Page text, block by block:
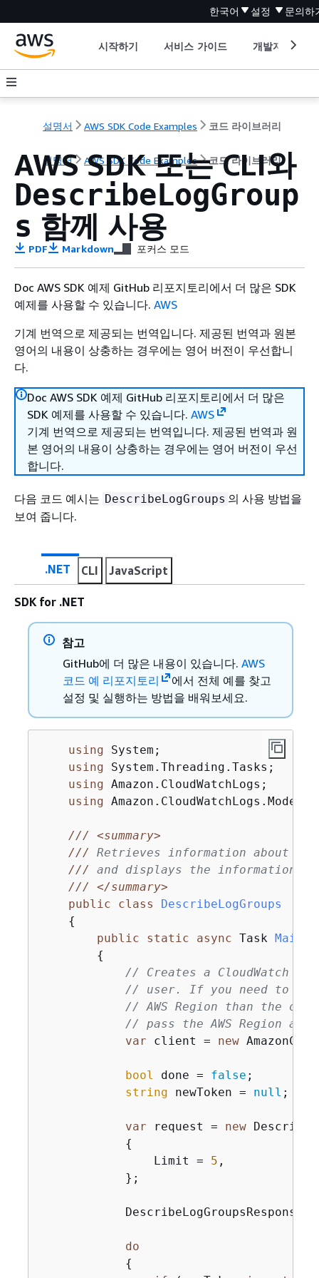
한국어 설정 문의하
시작하기 서비스 가이드 개발자 도구
설명서 AWS SDK Code Examples 코드 라이브러리
설명서 AWS SDK Code Examples 코드 라이브러리
AWS SDK 또는 CLI와
DescribeLogGroup
s 함께 사용
PDF Markdown 포커스 모드
Doc AWS SDK 예제 GitHub 리포지토리에서 더 많은 SDK
예제를 사용할 수 있습니다. AWS
기계 번역으로 제공되는 번역입니다. 제공된 번역과 원본
영어의 내용이 상충하는 경우에는 영어 버전이 우선합니
다.
Doc AWS SDK 예제 GitHub 리포지토리에서 더 많은
SDK 예제를 사용할 수 있습니다. AWS
기계 번역으로 제공되는 번역입니다. 제공된 번역과 원
본 영어의 내용이 상충하는 경우에는 영어 버전이 우선
합니다.
다음 코드 예시는 DescribeLogGroups 의 사용 방법을
보여 줍니다.
.NET CLI JavaScript
SDK for .NET
참고
GitHub에 더 많은 내용이 있습니다. AWS
코드 예 리포지토리
에서 전체 예를 찾고
설정 및 실행하는 방법을 배워보세요.
using System;
using System.Threading.Tasks;
using Amazon.CloudWatchLogs;
using Amazon.CloudWatchLogs.Model;
///
<summary>
/// Retrieves information about
/// and displays the information
///
</summary>
public
class
DescribeLogGroups
{
public
static async Task Main
{
// Creates a CloudWatch
// user. If you need to
// AWS Region than the
// pass the AWS Region
var client = new
bool done = false ;
string newToken = null ;
var request = new
{
                Limit =
5 ,
            };
DescribeLogGroupsResponse
do
{